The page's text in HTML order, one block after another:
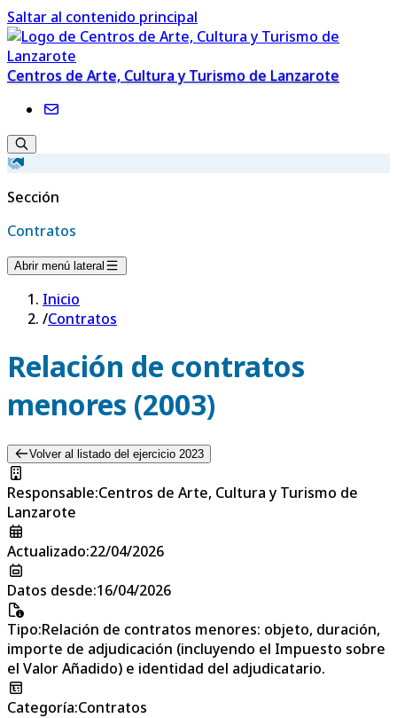
Saltar al contenido principal
Centros de Arte, Cultura y Turismo de Lanzarote
Sección
Contratos
Abrir menú lateral
Inicio
/Contratos
Relación de contratos
menores (2003)
Volver al listado del ejercicio 2023
Responsable:Centros de Arte, Cultura y Turismo de
Lanzarote
Actualizado:22/04/2026
Datos desde:16/04/2026
Tipo:Relación de contratos menores: objeto, duración,
importe de adjudicación (incluyendo el Impuesto sobre
el Valor Añadido) e identidad del adjudicatario.
Categoría:Contratos